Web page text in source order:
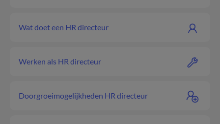
Wat doet een HR directeur
Werken als HR directeur
Doorgroeimogelijkheden HR directeur